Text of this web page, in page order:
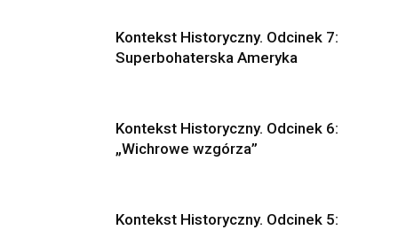
Kontekst Historyczny. Odcinek 7:
Superbohaterska Ameryka
Kontekst Historyczny. Odcinek 6:
„Wichrowe wzgórza”
Kontekst Historyczny. Odcinek 5: